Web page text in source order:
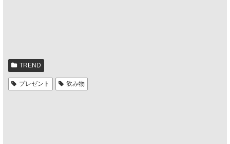
TREND
プレゼント 飲み物